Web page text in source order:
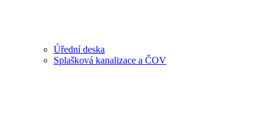
Úřední deska
Splašková kanalizace a ČOV